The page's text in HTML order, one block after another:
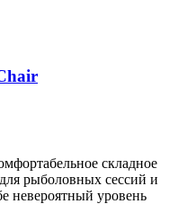
складное
рыболовных сессий и
невероятный уровень